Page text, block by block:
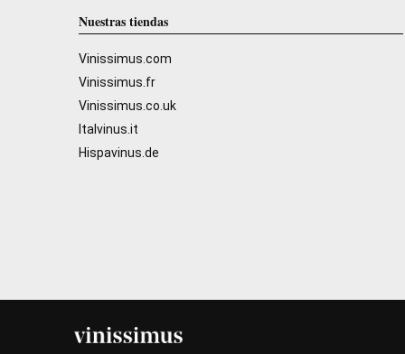
Nuestras tiendas
Vinissimus.com
Vinissimus.fr
Vinissimus.co.uk
Italvinus.it
Hispavinus.de